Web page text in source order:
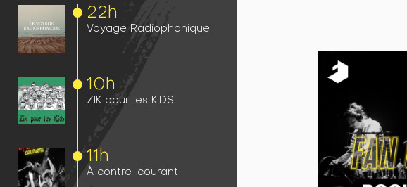
22h
Voyage Radiophonique
10h
ZIK pour les KIDS
11h
À contre-courant